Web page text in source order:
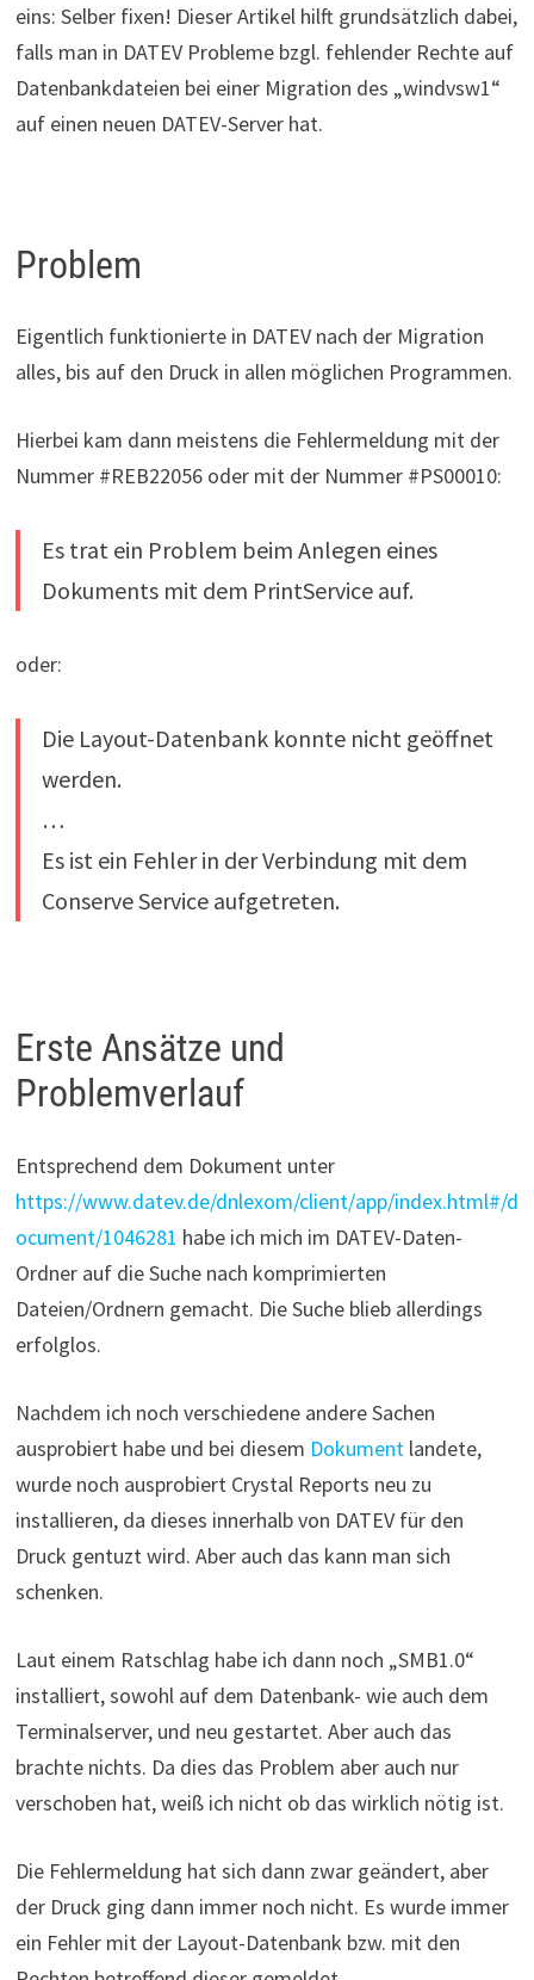
eins: Selber fixen! Dieser Artikel hilft grundsätzlich dabei,
falls man in DATEV Probleme bzgl. fehlender Rechte auf
Datenbankdateien bei einer Migration des „windvsw1“
auf einen neuen DATEV-Server hat.
Problem
Eigentlich funktionierte in DATEV nach der Migration
alles, bis auf den Druck in allen möglichen Programmen.
Hierbei kam dann meistens die Fehlermeldung mit der
Nummer #REB22056 oder mit der Nummer #PS00010:
Es trat ein Problem beim Anlegen eines
Dokuments mit dem PrintService auf.
oder:
Die Layout-Datenbank konnte nicht geöffnet
werden.
…
Es ist ein Fehler in der Verbindung mit dem
Conserve Service aufgetreten.
Erste Ansätze und
Problemverlauf
Entsprechend dem Dokument unter
https://www.datev.de/dnlexom/client/app/index.html#/d
ocument/1046281 habe ich mich im DATEV-Daten-
Ordner auf die Suche nach komprimierten
Dateien/Ordnern gemacht. Die Suche blieb allerdings
erfolglos.
Nachdem ich noch verschiedene andere Sachen
ausprobiert habe und bei diesem Dokumentlandete,
wurde noch ausprobiert Crystal Reports neu zu
installieren, da dieses innerhalb von DATEV für den
Druck gentuzt wird. Aber auch das kann man sich
schenken.
Laut einem Ratschlag habe ich dann noch „SMB1.0“
installiert, sowohl auf dem Datenbank- wie auch dem
Terminalserver, und neu gestartet. Aber auch das
brachte nichts. Da dies das Problem aber auch nur
verschoben hat, weiß ich nicht ob das wirklich nötig ist.
Die Fehlermeldung hat sich dann zwar geändert, aber
der Druck ging dann immer noch nicht. Es wurde immer
ein Fehler mit der Layout-Datenbank bzw. mit den